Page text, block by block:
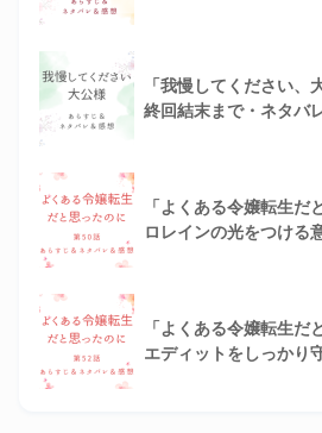
「我慢してください、
終回結末まで・ネタバ
「よくある令嬢転生だ
ロレインの光をつける
「よくある令嬢転生だ
エディットをしっかり